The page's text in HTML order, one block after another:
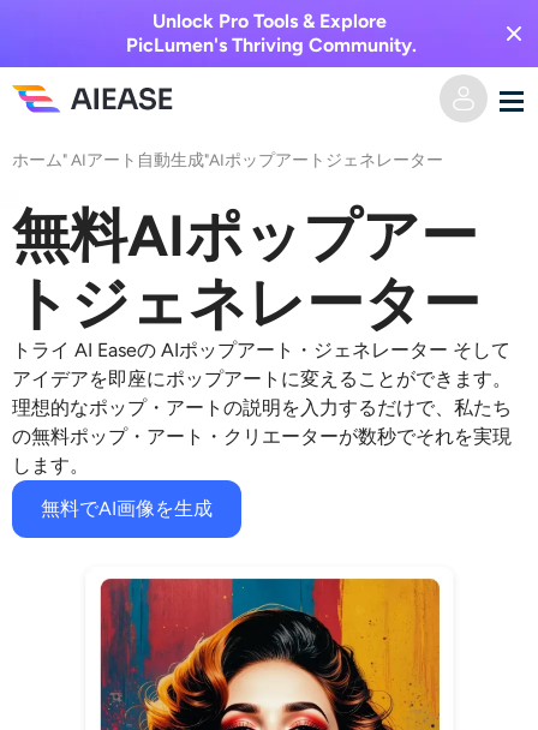
Unlock Pro Tools & Explore
PicLumen's Thriving Community.
ホーム
AI動画
テキストからビデオへ
画像からビデオへ
ビデオエフェクト
AIキスジェネレーター
AIダンスジェネレーター
サポートされている AI モデル
Seedance 2.0 Kling 2.6 Motion Control Veo 3.1
動画エフェクト
AI画像
画像から画像へ
テキストから画像へ
Seedream 5.0 Pro Nano Banana Pro Seedream 4.5
ナノバナナ フラックス Kontext
AIツール
写真編集＆クリエイター
オブジェクトリムーバー
透かしリムーバー
プライシング
ホーム"AIアート自動生成"AIポップアートジェネレーター
無料AIポップアー
トジェネレーター
トライ AI Easeの AIポップアート・ジェネレーター そして
アイデアを即座にポップアートに変えることができます。
理想的なポップ・アートの説明を入力するだけで、私たち
の無料ポップ・アート・クリエーターが数秒でそれを実現
します。
無料でAI画像を生成